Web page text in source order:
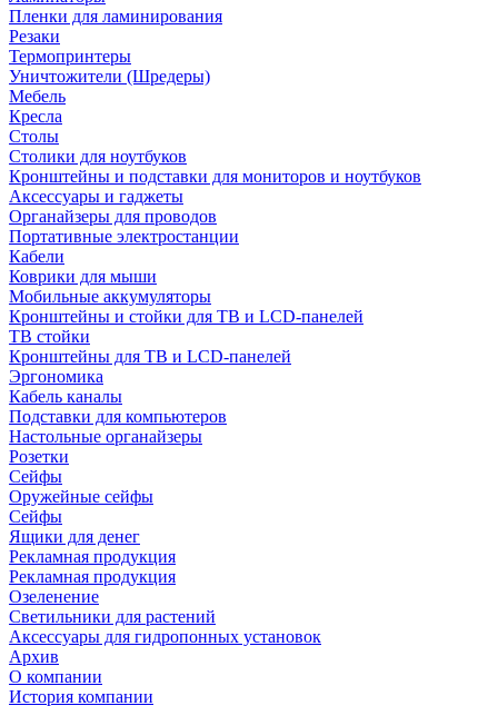
Пленки для ламинирования
Резаки
Термопринтеры
Уничтожители (Шредеры)
Мебель
Кресла
Столы
Столики для ноутбуков
Кронштейны и подставки для мониторов и ноутбуков
Аксессуары и гаджеты
Органайзеры для проводов
Портативные электростанции
Кабели
Коврики для мыши
Мобильные аккумуляторы
Кронштейны и стойки для ТВ и LCD-панелей
ТВ стойки
Кронштейны для ТВ и LCD-панелей
Эргономика
Кабель каналы
Подставки для компьютеров
Настольные органайзеры
Розетки
Сейфы
Оружейные сейфы
Сейфы
Ящики для денег
Рекламная продукция
Рекламная продукция
Озеленение
Светильники для растений
Аксессуары для гидропонных установок
Архив
О компании
История компании